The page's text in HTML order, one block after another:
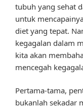
tubuh yang sehat
untuk
diet yang tepat.
kegagalan dalam
kita akan
mencegah
Pertama-tama,
bukanlah sekadar